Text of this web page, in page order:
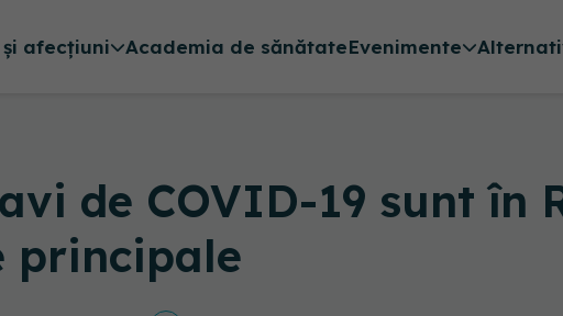
și afecțiuni Academia de sănătateEvenimente
de COVID-19 sunt în
principale